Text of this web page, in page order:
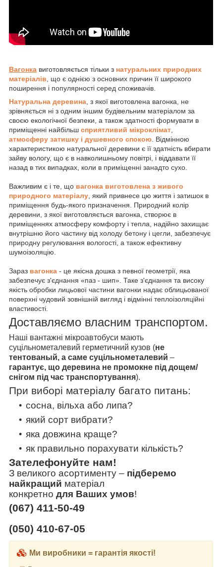
Вагонка виготовляється тільки з натуральних природних
матеріалів , що є однією з основних причин її широкого
поширення і популярності серед споживачів.
Натуральна деревина , з якої виготовлена вагонка, не
зрівняється ні з одним іншим будівельним матеріалом за
своєю екологічної безпеки, а також здатності формувати в
приміщенні найбільш сприятливий мікроклімат
атмосферу затишку і душевного спокою . Відмінною
характеристикою натуральної деревини є її здатність вбирати
зайву вологу, що є в навколишньому повітрі, і віддавати її
назад в тих випадках, коли в приміщенні занадто сухо.
Важливим є і те, що вагонка виготовлена з живого
природного матеріалу , який привнесе цю життя і затишок в
приміщення будь-якого призначення. Природний колір
деревини, з якої виготовляється вагонка, створює в
приміщеннях атмосферу комфорту і тепла, надійно захищає
внутрішню його частину від холоду бетону і цегли, забезпечує
природну регулювання вологості, а також ефективну
шумоізоляцію.
Зараз вагонка - це якісна дошка з певної геометрії, яка
забезпечує з'єднання «паз - шип». Таке з'єднання та високу
якість обробки лицьової частини вагонки надає облицьованої
поверхні чудовий зовнішній вигляд і відмінні теплоізоляційні
властивості.
Доставляємо власним транспортом.
Наші вантажні мікроавтобуси мають
суцільнометалевий герметичний кузов (не
тентованый, а саме суцільнометалевий –
гарантує, що деревина не промокне під дощем/
снігом під час транспортування).
При виборі матеріалу багато питань:
сосна, вільха або липа?
який сорт вибрати?
яка довжина краще?
як правильно порахувати кількість?
Зателефонуйте нам!
З великого асортименту – підберемо
найкращий матеріал
конкретно для Ваших умов!
(067) 411-50-49
(050) 410-67-05
Ми виробники = гарантія якості!